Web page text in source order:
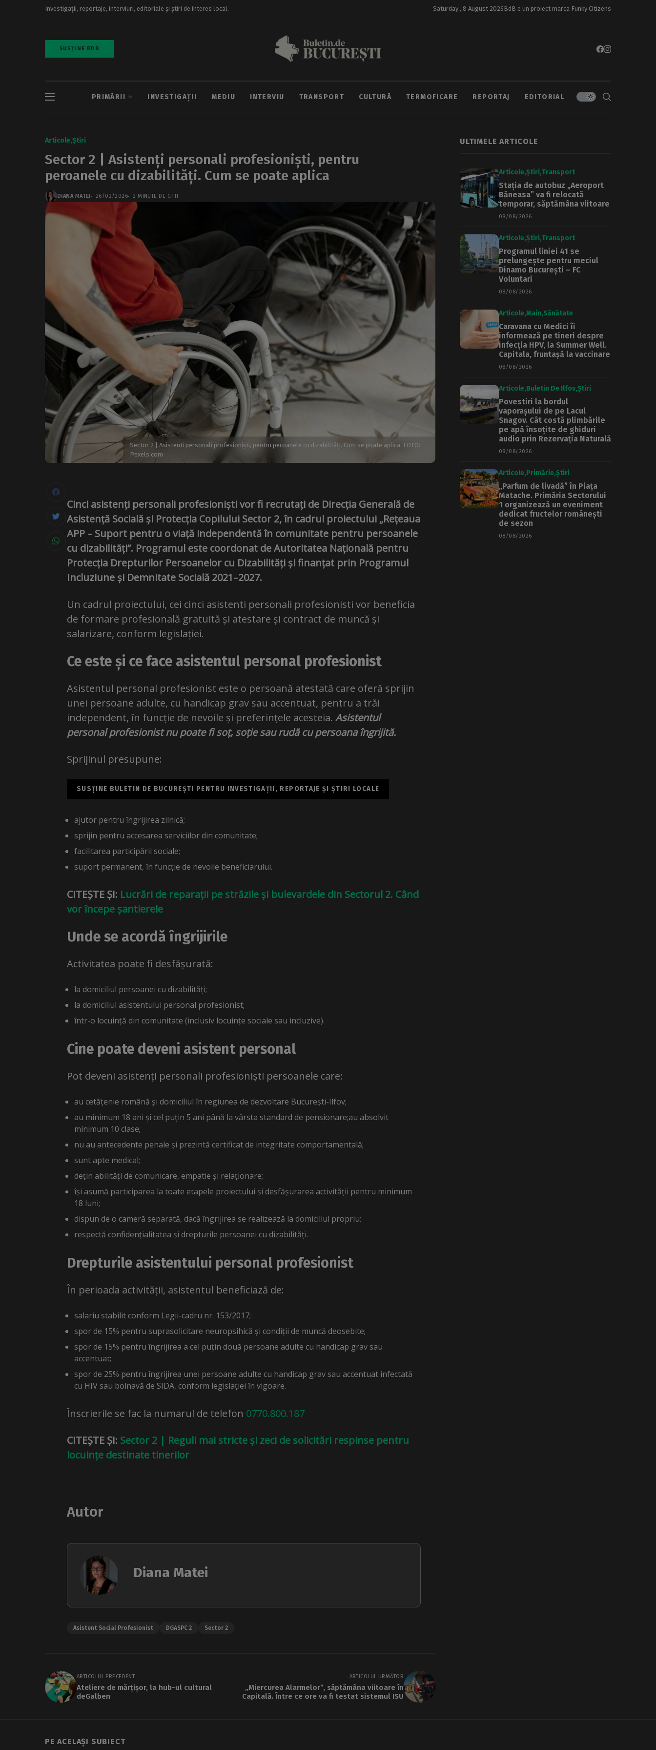
Investigații, reportaje, interviuri, editoriale și știri de interes local. Saturday , 8 August 2026BdB e un proiect marca Funky Citizens
SUSȚINE BDB
PRIMĂRII INVESTIGAȚII MEDIU INTERVIU TRANSPORT CULTURĂ TERMOFICARE REPORTAJ EDITORIAL
Articole Știri
Sector 2 | Asistenți personali profesioniști, pentru
peroanele cu dizabilități. Cum se poate aplica
DIANA MATEI 26/02/2026 2 MINUTE DE CITIT
Sector 2 | Asistenti personali profesioniști, pentru peroanele cu dizabilități. Cum se poate aplica. FOTO:
Pexels.com
Cinci asistenți personali profesioniști vor fi recrutați de Direcția Generală de
Asistență Socială și Protecția Copilului Sector 2, în cadrul proiectului „Rețeaua
APP – Suport pentru o viață independentă în comunitate pentru persoanele
cu dizabilități”. Programul este coordonat de Autoritatea Națională pentru
Protecția Drepturilor Persoanelor cu Dizabilități și finanțat prin Programul
Incluziune și Demnitate Socială 2021–2027.
Un cadrul proiectului, cei cinci asistenti personali profesionisti vor beneficia
de formare profesională gratuită și atestare și contract de muncă și
salarizare, conform legislației.
Ce este și ce face asistentul personal profesionist
Asistentul personal profesionist este o persoană atestată care oferă sprijin
unei persoane adulte, cu handicap grav sau accentuat, pentru a trăi
independent, în funcție de nevoile și preferințele acesteia. Asistentul
personal profesionist nu poate fi soț, soție sau rudă cu persoana îngrijită.
Sprijinul presupune:
SUSȚINE BULETIN DE BUCUREȘTI PENTRU INVESTIGAȚII, REPORTAJE ȘI ȘTIRI LOCALE
ajutor pentru îngrijirea zilnică;
sprijin pentru accesarea serviciilor din comunitate;
facilitarea participării sociale;
suport permanent, în funcție de nevoile beneficiarului.
CITEȘTE ȘI: Lucrări de reparații pe străzile și bulevardele din Sectorul 2. Când
vor începe șantierele
Unde se acordă îngrijirile
Activitatea poate fi desfășurată:
la domiciliul persoanei cu dizabilități;
la domiciliul asistentului personal profesionist;
într-o locuință din comunitate (inclusiv locuințe sociale sau incluzive).
Cine poate deveni asistent personal
Pot deveni asistenți personali profesioniști persoanele care:
au cetățenie română și domiciliul în regiunea de dezvoltare București-Ilfov;
au minimum 18 ani și cel puțin 5 ani până la vârsta standard de pensionare;au absolvit
minimum 10 clase;
nu au antecedente penale și prezintă certificat de integritate comportamentală;
sunt apte medical;
dețin abilități de comunicare, empatie și relaționare;
își asumă participarea la toate etapele proiectului și desfășurarea activității pentru minimum
18 luni;
dispun de o cameră separată, dacă îngrijirea se realizează la domiciliul propriu;
respectă confidențialitatea și drepturile persoanei cu dizabilități.
Drepturile asistentului personal profesionist
În perioada activității, asistentul beneficiază de:
salariu stabilit conform Legii-cadru nr. 153/2017;
spor de 15% pentru suprasolicitare neuropsihică și condiții de muncă deosebite;
spor de 15% pentru îngrijirea a cel puțin două persoane adulte cu handicap grav sau
accentuat;
spor de 25% pentru îngrijirea unei persoane adulte cu handicap grav sau accentuat infectată
cu HIV sau bolnavă de SIDA, conform legislației în vigoare.
Înscrierile se fac la numarul de telefon 0770.800.187
CITEȘTE ȘI: Sector 2 | Reguli mai stricte și zeci de solicitări respinse pentru
locuințe destinate tinerilor
Autor
Diana Matei
Asistent Social Profesionist DGASPC 2 Sector 2
ARTICOLUL PRECEDENT
Ateliere de mărțișor, la hub-ul cultural
deGalben
ARTICOLUL URMĂTOR
„Miercurea Alarmelor”, săptămâna viitoare în
Capitală. Între ce ore va fi testat sistemul ISU
ULTIMELE ARTICOLE
Articole Știri Transport
Stația de autobuz „Aeroport
Băneasa” va fi relocată
temporar, săptămâna viitoare
08/08/2026
Articole Știri Transport
Programul liniei 41 se
prelungește pentru meciul
Dinamo București – FC
Voluntari
08/08/2026
Articole Main Sănătate
Caravana cu Medici îi
informează pe tineri despre
infecția HPV, la Summer Well.
Capitala, fruntașă la vaccinare
08/08/2026
Articole Buletin De Ilfov Știri
Povestiri la bordul
vaporașului de pe Lacul
Snagov. Cât costă plimbările
pe apă însoțite de ghiduri
audio prin Rezervația Naturală
08/08/2026
Articole Primărie Știri
„Parfum de livadă” în Piața
Matache. Primăria Sectorului
1 organizează un eveniment
dedicat fructelor românești
de sezon
08/08/2026
PE ACELAȘI SUBIECT